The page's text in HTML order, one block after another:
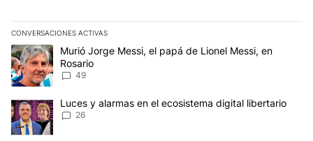
CONVERSACIONES ACTIVAS
Este listado muestra los artículos con más comentarios en los
Un artículo de tendencia con el título "Murió Jorge Messi, el
Murió Jorge Messi, el papá de Lionel Messi, en
Rosario
49
Un artículo de tendencia con el título "Luces y alarmas en el
Luces y alarmas en el ecosistema digital libertario
26